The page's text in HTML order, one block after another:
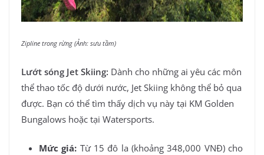
Zipline trong rừng (Ảnh: sưu tầm)
Lướt sóng Jet Skiing: Dành cho những ai yêu các môn
thể thao tốc độ dưới nước, Jet Skiing không thể bỏ qua
được. Bạn có thể tìm thấy dịch vụ này tại KM Golden
Bungalows hoặc tại Watersports.
Mức giá: Từ 15 đô la (khoảng 348,000 VNĐ) cho